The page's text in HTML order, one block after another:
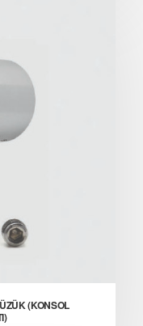
(KONSOL